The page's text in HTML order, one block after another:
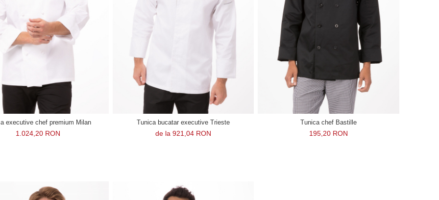
executive chef premium Milan
1.024,20 RON
Tunica bucatar executive Trieste
de la 921,04 RON
Tunica chef Bastille
195,20 RON